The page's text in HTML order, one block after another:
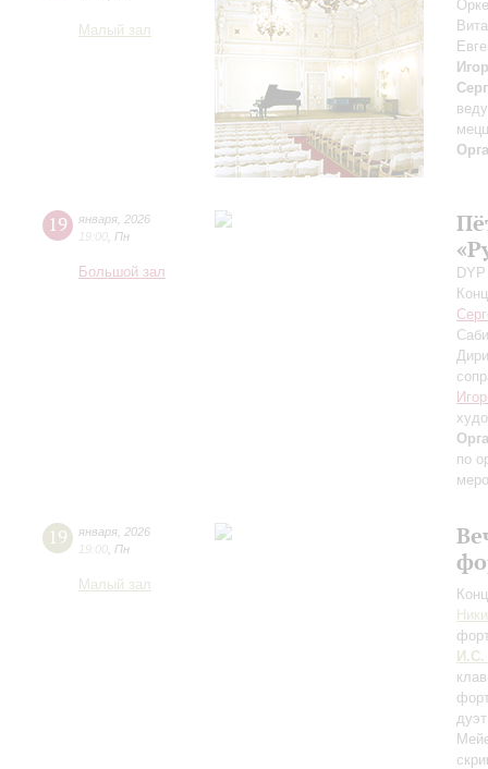
Малый зал
19 января 2026
19:00 Пн
Большой зал
по
19 января 2026
19:00 Пн
Малый зал
И.С.